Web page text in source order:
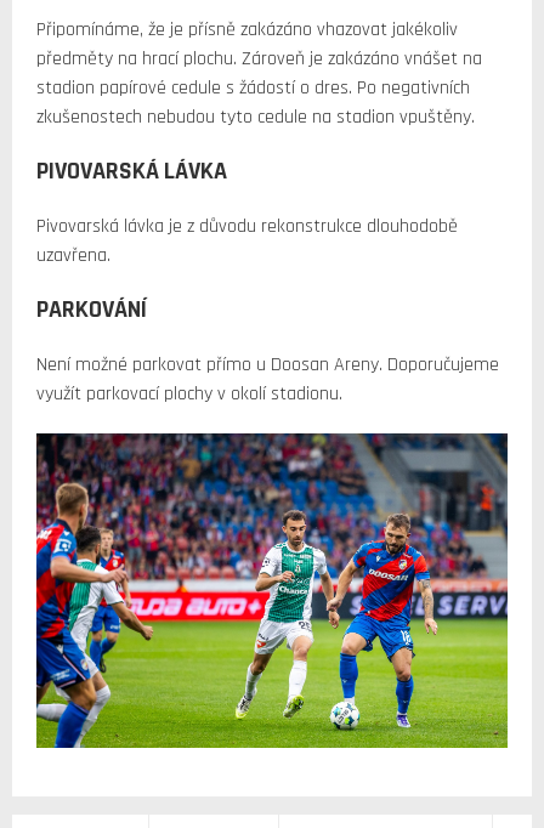
Připomínáme, že je přísně zakázáno vhazovat jakékoliv
předměty na hrací plochu. Zároveň je zakázáno vnášet na
stadion papírové cedule s žádostí o dres. Po negativních
zkušenostech nebudou tyto cedule na stadion vpuštěny.
PIVOVARSKÁ LÁVKA
Pivovarská lávka je z důvodu rekonstrukce dlouhodobě
uzavřena.
PARKOVÁNÍ
Není možné parkovat přímo u Doosan Areny. Doporučujeme
využít parkovací plochy v okolí stadionu.